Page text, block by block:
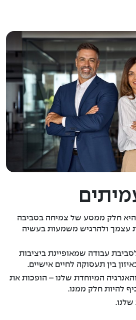
היא חלק ממסע של צמיחה בסביבה
ולהרגיש משמעות בעשיה
עבודה שמאופיינת ביציבות
בין תעסוקה לחיים אישיים.
והאנרגיה המיוחדת שלנו – הופכות את
להיות חלק ממנו.